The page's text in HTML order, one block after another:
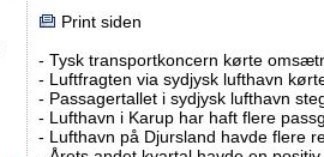
Print siden
- Tysk transportkoncern kørte
- Luftfragten via sydjysk lufthavn
- Passagertallet i sydjysk lufthavn
- Lufthavn i Karup har haft flere
- Lufthavn på Djursland havde flere